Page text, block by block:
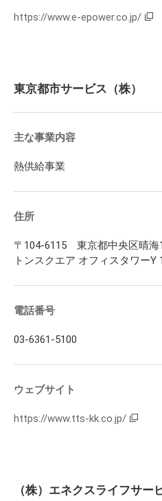
https://www.e-epower.co.jp/
東京都市サービス（株）
主な事業内容
熱供給事業
住所
〒104-6115 東京都中央区晴
トンスクエア オフィスタワーY
電話番号
03-6361-5100
ウェブサイト
https://www.tts-kk.co.jp/
（株）エネクスライフサー